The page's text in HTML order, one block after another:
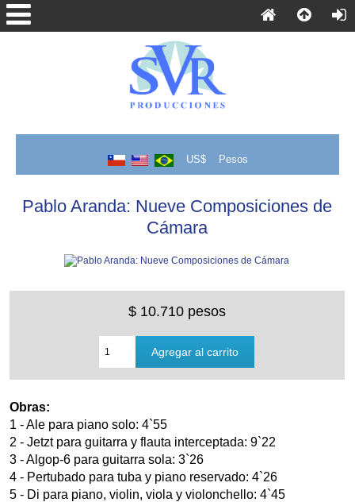
US$ Pesos
Pablo Aranda: Nueve Composiciones de
Cámara
$ 10.710 pesos
Obras:
1 - Ale para piano solo: 4`55
2 - Jetzt para guitarra y flauta interceptada: 9`22
3 - Algop-6 para guitarra sola: 3`26
4 - Pertubado para tuba y piano reservado: 4`26
5 - Di para piano, violin, viola y violonchello: 4`45